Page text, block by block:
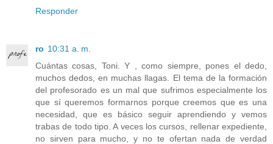
Responder
ro 10:31 a. m.
Cuántas cosas, Toni. Y , como siempre, pones el dedo,
muchos dedos, en muchas llagas. El tema de la formación
del profesorado es un mal que sufrimos especialmente los
que sí queremos formarnos porque creemos que es una
necesidad, que es básico seguir aprendiendo y vemos
trabas de todo tipo. A veces los cursos, rellenar expediente,
no sirven para mucho, y no te ofertan nada de verdad